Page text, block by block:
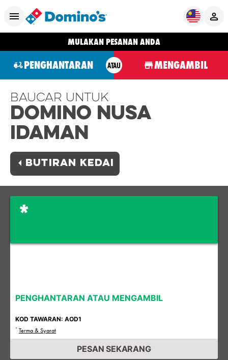
MULAKAN PESANAN ANDA
PENGHANTARAN ATAU MENGAMBIL
Baucar Untuk
Domino NUSA
IDAMAN
BUTIRAN KEDAI
*
PENGHANTARAN ATAU MENGAMBIL
KOD TAWARAN: AOD1
* Terma & Syarat
PESAN SEKARANG